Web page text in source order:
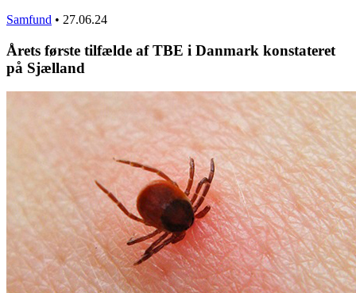
Samfund • 27.06.24
Årets første tilfælde af TBE i Danmark konstateret
på Sjælland